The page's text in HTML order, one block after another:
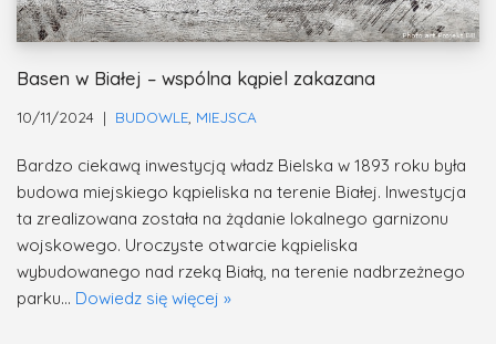
Basen w Białej – wspólna kąpiel zakazana
10/11/2024 BUDOWLE MIEJSCA
Bardzo ciekawą inwestycją władz Bielska w 1893 roku była
budowa miejskiego kąpieliska na terenie Białej. Inwestycja
ta zrealizowana została na żądanie lokalnego garnizonu
wojskowego. Uroczyste otwarcie kąpieliska
wybudowanego nad rzeką Białą, na terenie nadbrzeżnego
parku… Dowiedz się więcej »